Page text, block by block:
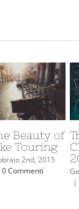
Traveler’s
Checklist
2015
Gennaio 27th, 2015